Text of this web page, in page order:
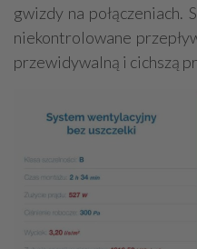
gwizdy na połączeniach.
niekontrolowane
przewidywalną i cichszą